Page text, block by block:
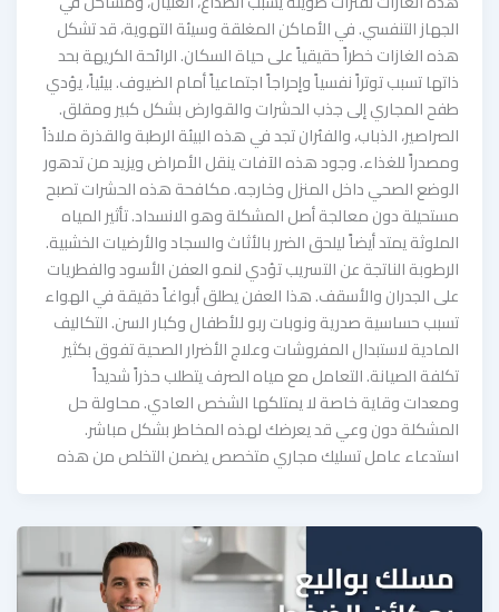
الجهاز التنفسي. في الأماكن المغلقة وسيئة التهوية، قد تشكل
هذه الغازات خطراً حقيقياً على حياة السكان. الرائحة الكريهة بحد
ذاتها تسبب توتراً نفسياً وإحراجاً اجتماعياً أمام الضيوف. بيئياً، يؤدي
طفح المجاري إلى جذب الحشرات والقوارض بشكل كبير ومقلق.
الصراصير، الذباب، والفئران تجد في هذه البيئة الرطبة والقذرة ملاذاً
ومصدراً للغذاء. وجود هذه الآفات ينقل الأمراض ويزيد من تدهور
الوضع الصحي داخل المنزل وخارجه. مكافحة هذه الحشرات تصبح
مستحيلة دون معالجة أصل المشكلة وهو الانسداد. تأثير المياه
الملوثة يمتد أيضاً ليلحق الضرر بالأثاث والسجاد والأرضيات الخشبية.
الرطوبة الناتجة عن التسريب تؤدي لنمو العفن الأسود والفطريات
على الجدران والأسقف. هذا العفن يطلق أبواغاً دقيقة في الهواء
تسبب حساسية صدرية ونوبات ربو للأطفال وكبار السن. التكاليف
المادية لاستبدال المفروشات وعلاج الأضرار الصحية تفوق بكثير
تكلفة الصيانة. التعامل مع مياه الصرف يتطلب حذراً شديداً
ومعدات وقاية خاصة لا يمتلكها الشخص العادي. محاولة حل
المشكلة دون وعي قد يعرضك لهذه المخاطر بشكل مباشر.
استدعاء عامل تسليك مجاري متخصص يضمن التخلص من هذه